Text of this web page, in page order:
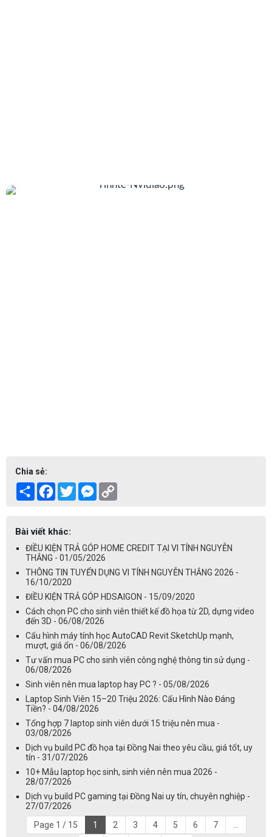
Chia sẻ:
Share Facebook
TwitterMessenger
Bài viết khác:
ĐIỀU KIỆN TRẢ GÓP HOME CREDIT TẠI VI TÍNH NGUYỄN
THẮNG - 01/05/2026
THÔNG TIN TUYỂN DỤNG VI TÍNH NGUYỄN THẮNG 2026 -
16/10/2020
ĐIỀU KIỆN TRẢ GÓP HDSAIGON - 15/09/2020
Cách chọn PC cho sinh viên thiết kế đồ họa từ 2D, dựng video
đến 3D - 06/08/2026
Cấu hình máy tính học AutoCAD Revit SketchUp mạnh,
mượt, giá ổn - 06/08/2026
Tư vấn mua PC cho sinh viên công nghệ thông tin sử dụng -
06/08/2026
Sinh viên nên mua laptop hay PC ? - 05/08/2026
Laptop Sinh Viên 15–20 Triệu 2026: Cấu Hình Nào Đáng
Tiền? - 04/08/2026
Tổng hợp 7 laptop sinh viên dưới 15 triệu nên mua -
03/08/2026
Dịch vụ build PC đồ họa tại Đồng Nai theo yêu cầu, giá tốt, uy
tín - 31/07/2026
10+ Mẫu laptop học sinh, sinh viên nên mua 2026 -
28/07/2026
Dịch vụ build PC gaming tại Đồng Nai uy tín, chuyên nghiệp -
27/07/2026
Page 1 / 15
1 2 3 4 5 6 7